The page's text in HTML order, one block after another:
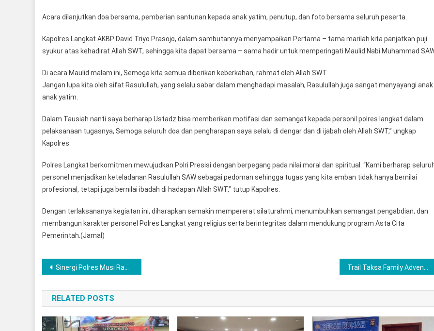
Acara dilanjutkan doa bersama, pemberian santunan kepada anak yatim, penutup, dan foto bersama seluruh peserta.
Kapolres Langkat AKBP David Triyo Prasojo, dalam sambutannya menyampaikan Pertama – tama marilah kita panjatkan puji
syukur atas kehadirat Allah SWT, sehingga kita dapat bersama – sama hadir untuk memperingati Maulid Nabi Muhammad
Di acara Maulid malam ini, Semoga kita semua diberikan keberkahan, rahmat oleh Allah SWT.
Jangan lupa kita oleh sifat Rasulullah, yang selalu sabar dalam menghadapi masalah, Rasulullah juga sangat menyayangi
anak yatim.
Dalam Tausiah nanti saya berharap Ustadz bisa memberikan motifasi dan semangat kepada personil polres langkat dalam
pelaksanaan tugasnya, Semoga seluruh doa dan pengharapan saya selalu di dengar dan di ijabah oleh Allah SWT,” ungkap
Kapolres.
Polres Langkat berkomitmen mewujudkan Polri Presisi dengan berpegang pada nilai moral dan spiritual. “Kami berharap
personel menjadikan keteladanan Rasulullah SAW sebagai pedoman sehingga tugas yang kita emban tidak hanya bernilai
profesional, tetapi juga bernilai ibadah di hadapan Allah SWT,” tutup Kapolres.
Dengan terlaksananya kegiatan ini, diharapkan semakin mempererat silaturahmi, menumbuhkan semangat pengabdian, dan
membangun karakter personel Polres Langkat yang religius serta berintegritas dalam mendukung program Asta Cita
Pemerintah.(Jamal)
Post
navigation
Sinergi Polres Musi Rawas bersama Polsek Muara Lakitan dan Bulog Cabang Lubuklinggau, 20 Ton Beras GPM Ludes Terjual
RELATED POSTS